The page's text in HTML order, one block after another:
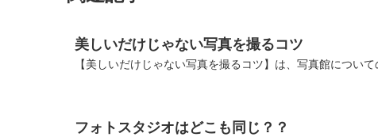
美しいだけじゃない写真を撮るコツ
【美しいだけじゃない写真を撮るコツ】は、写真館につい
フォトスタジオはどこも同じ？？